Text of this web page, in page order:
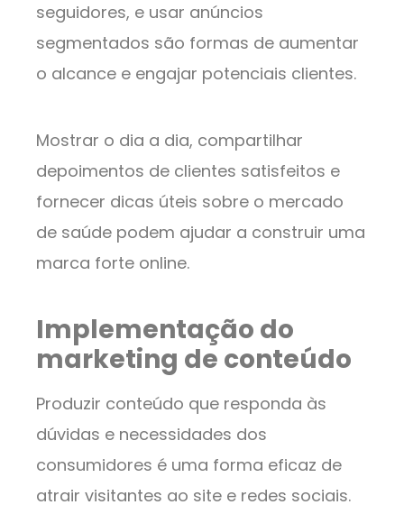
seguidores, e usar anúncios
segmentados são formas de aumentar
o alcance e engajar potenciais clientes.
Mostrar o dia a dia, compartilhar
depoimentos de clientes satisfeitos e
fornecer dicas úteis sobre o mercado
de saúde podem ajudar a construir uma
marca forte online.
Implementação do
marketing de conteúdo
Produzir conteúdo que responda às
dúvidas e necessidades dos
consumidores é uma forma eficaz de
atrair visitantes ao site e redes sociais.